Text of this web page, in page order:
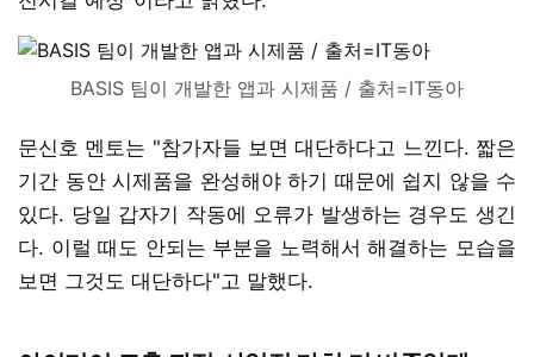
BASIS 팀이 개발한 앱과 시제품 / 출처=IT동아
문신호 멘토는 "참가자들 보면 대단하다고 느낀다. 짧은
기간 동안 시제품을 완성해야 하기 때문에 쉽지 않을 수
있다. 당일 갑자기 작동에 오류가 발생하는 경우도 생긴
다. 이럴 때도 안되는 부분을 노력해서 해결하는 모습을
보면 그것도 대단하다"고 말했다.